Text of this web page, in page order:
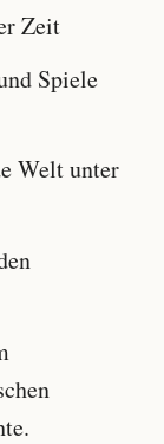
Zeit
Spiele
Welt unter